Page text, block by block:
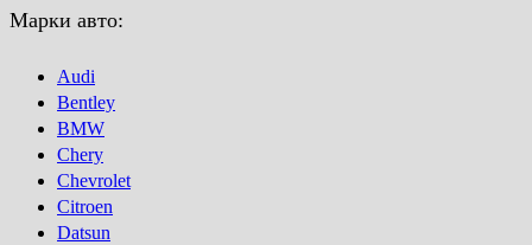
Марки авто:
Audi
Bentley
BMW
Chery
Chevrolet
Citroen
Datsun